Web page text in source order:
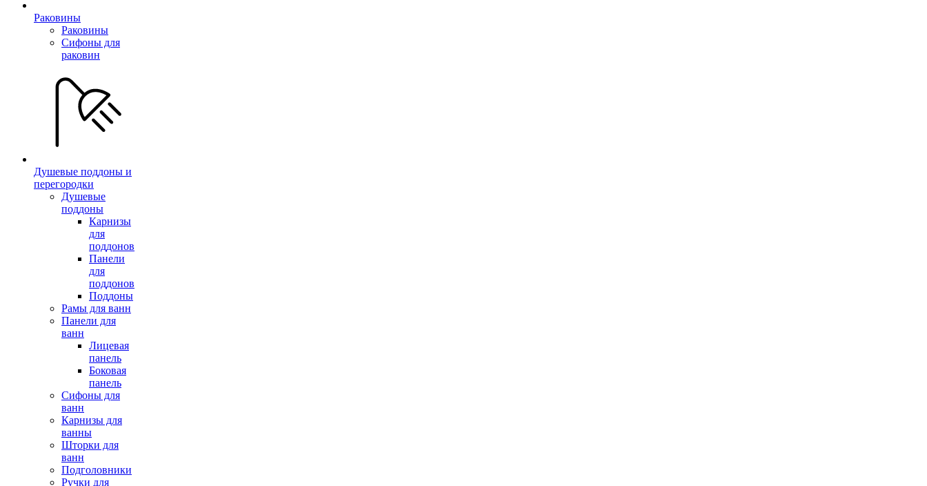
Раковины
Раковины
Сифоны для
раковин
Душевые поддоны и
перегородки
Душевые
поддоны
Карнизы
для
поддонов
Панели
для
поддонов
Поддоны
Рамы для ванн
Панели для
ванн
Лицевая
панель
Боковая
панель
Сифоны для
ванн
Карнизы для
ванны
Шторки для
ванн
Подголовники
Ручки для